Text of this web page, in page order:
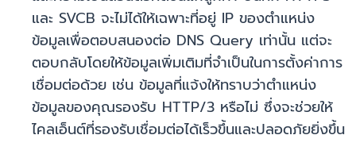
และ SVCB จะไม่ได้ให้เฉพาะที่อยู่ IP ของตำแหน่ง
ข้อมูลเพื่อตอบสนองต่อ DNS Query เท่านั้น แต่จะ
ตอบกลับโดยให้ข้อมูลเพิ่มเติมที่จำเป็นในการตั้งค่าการ
เชื่อมต่อด้วย เช่น ข้อมูลที่แจ้งให้ทราบว่าตำแหน่ง
ข้อมูลของคุณรองรับ HTTP/3 หรือไม่ ซึ่งจะช่วยให้
ไคลเอ็นต์ที่รองรับเชื่อมต่อได้เร็วขึ้นและปลอดภัยยิ่งขึ้น